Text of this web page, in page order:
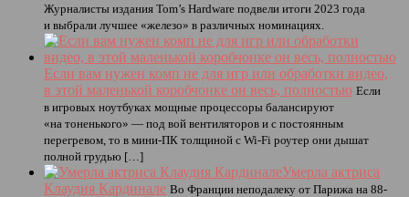
Журналисты издания Tom’s Hardware подвели итоги 2023 года
и выбрали лучшее «железо» в различных номинациях.
Если вам нужен комп не для игр или обработки видео,
в этой маленькой коробчонке он весь, полностью Если
в игровых ноутбуках мощные процессоры балансируют
«на тоненького» — под вой вентиляторов и с постоянным
перегревом, то в мини-ПК толщиной с Wi-Fi роутер они дышат
полной грудью […]
Умерла актриса
Клаудия Кардинале Во Франции неподалеку от Парижа на 88-